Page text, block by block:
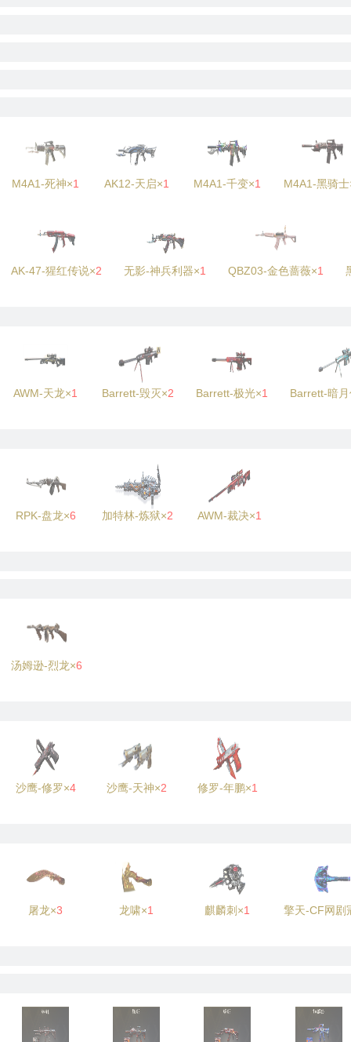
M4A1-死神×1 AK12-天启×1 M4A1-千变×1 M4A1-黑骑
AK-47-猩红传说×2 无影-神兵利器×1 QBZ03-金色蔷薇×1
AWM-天龙×1 Barrett-毁灭×2 Barrett-极光×1 Barrett-暗
RPK-盘龙×6 加特林-炼狱×2 AWM-裁决×1
汤姆逊-烈龙×6
沙鹰-修罗×4 沙鹰-天神×2 修罗-年鹏×1
屠龙×3 龙啸×1 麒麟刺×1 擎天-CF网剧